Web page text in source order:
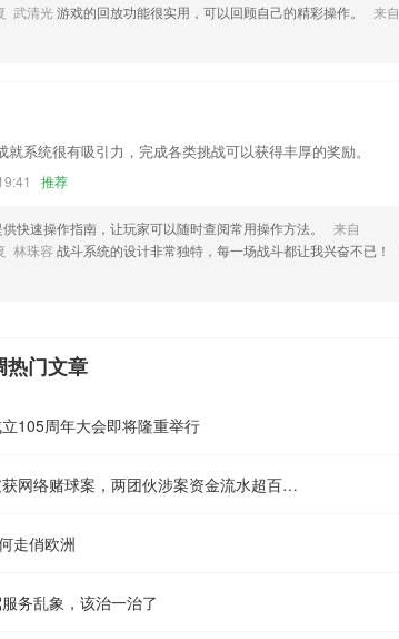
武清光游戏的回放功能很实用，可以回顾自己的精彩操作。
来自
就系统很有吸引力，完成各类挑战可以获得丰厚的奖励。
推荐
供快速操作指南，让玩家可以随时查阅常用操作方法。
来自
林珠容 战斗系统的设计非常独特，每一场战斗都让我兴奋不已！
热门文章
105周年大会即将隆重举行
世界杯以来多地破获网络赌球案，两团伙涉案资金流水超百万元
走俏欧洲
务乱象，该治一治了